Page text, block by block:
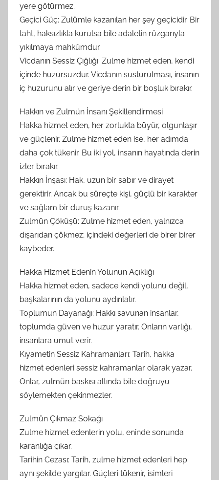
yere götürmez.
Geçici Güç: Zulümle kazanılan her şey geçicidir. Bir
taht, haksızlıkla kurulsa bile adaletin rüzgarıyla
yıkılmaya mahkûmdur.
Vicdanın Sessiz Çığlığı: Zulme hizmet eden, kendi
içinde huzursuzdur. Vicdanın susturulması, insanın
iç huzurunu alır ve geriye derin bir boşluk bırakır.
Hakkın ve Zulmün İnsanı Şekillendirmesi
Hakka hizmet eden, her zorlukta büyür, olgunlaşır
ve güçlenir. Zulme hizmet eden ise, her adımda
daha çok tükenir. Bu iki yol, insanın hayatında derin
izler bırakır.
Hakkın İnşası: Hak, uzun bir sabır ve dirayet
gerektirir. Ancak bu süreçte kişi, güçlü bir karakter
ve sağlam bir duruş kazanır.
Zulmün Çöküşü: Zulme hizmet eden, yalnızca
dışarıdan çökmez; içindeki değerleri de birer birer
kaybeder.
Hakka Hizmet Edenin Yolunun Açıklığı
Hakka hizmet eden, sadece kendi yolunu değil,
başkalarının da yolunu aydınlatır.
Toplumun Dayanağı: Hakkı savunan insanlar,
toplumda güven ve huzur yaratır. Onların varlığı,
insanlara umut verir.
Kıyametin Sessiz Kahramanları: Tarih, hakka
hizmet edenleri sessiz kahramanlar olarak yazar.
Onlar, zulmün baskısı altında bile doğruyu
söylemekten çekinmezler.
Zulmün Çıkmaz Sokağı
Zulme hizmet edenlerin yolu, eninde sonunda
karanlığa çıkar.
Tarihin Cezası: Tarih, zulme hizmet edenleri hep
aynı şekilde yargılar. Güçleri tükenir, isimleri